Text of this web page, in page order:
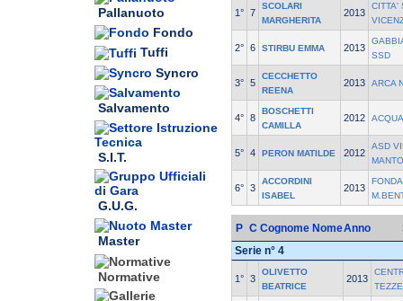
Pallanuoto
Fondo
Tuffi
Syncro
Salvamento
S.I.T.
G.U.G.
Master
Normative
1° 7
SCOLARI
MARGHERITA
2013
CITTA'
2° 6 STIRBU EMMA 2013
SSD
3° 5
CECCHETTO
REENA
2013 ARCA
4° 8
BOSCHETTI
CAMILLA
2012
5° 4 PERON MATILDE 2012
ASD
6° 3
ACCORDINI
ISABEL
2013
P C Cognome NomeAnno
Serie n° 4
1° 3
OLIVETTO
BEATRICE
2013
TEZZE